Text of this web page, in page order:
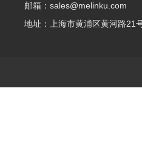
邮箱：sales@melinku.com
地址：上海市黄浦区黄河路21